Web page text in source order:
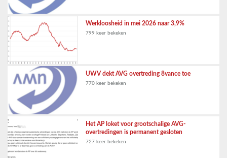
Werkloosheid in mei 2026 naar 3,9%
799 keer bekeken
UWV dekt AVG overtreding 8vance toe
770 keer bekeken
Het AP loket voor grootschalige AVG-
overtredingen is permanent gesloten
727 keer bekeken